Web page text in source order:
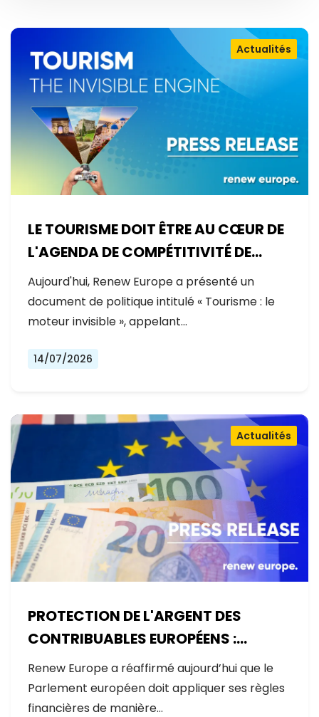
LE TOURISME DOIT ÊTRE AU CŒUR DE
L'AGENDA DE COMPÉTITIVITÉ DE
L'EUROPE
Actualités
Aujourd'hui, Renew Europe a présenté un
document de politique intitulé « Tourisme : le
moteur invisible », appelant…
14/07/2026
PROTECTION DE L'ARGENT DES
CONTRIBUABLES EUROPÉENS :
AUCUNE EXCEPTION
Actualités
Renew Europe a réaffirmé aujourd’hui que le
Parlement européen doit appliquer ses règles
financières de manière…